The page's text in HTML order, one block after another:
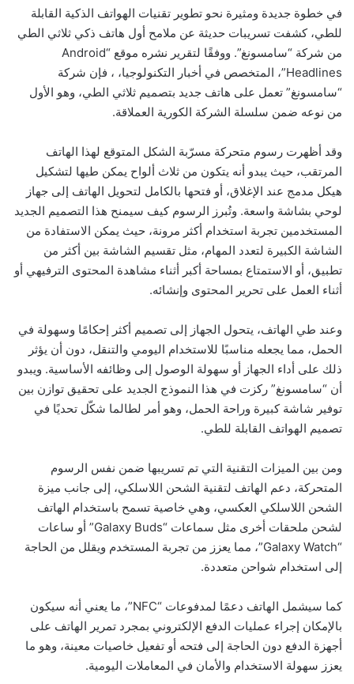
في خطوة جديدة ومثيرة نحو تطوير تقنيات الهواتف الذكية القابلة
للطي، كشفت تسريبات حديثة عن ملامح أول هاتف ذكي ثلاثي الطي
من شركة “سامسونغ”. ووفقًا لتقرير نشره موقع “Android
Headlines”، المتخصص في أخبار التكنولوجيا، ، فإن شركة
“سامسونغ” تعمل على هاتف جديد بتصميم ثلاثي الطي، وهو الأول
من نوعه ضمن سلسلة الشركة الكورية العملاقة.
وقد أظهرت رسوم متحركة مسرّبة الشكل المتوقع لهذا الهاتف
المرتقب، حيث يبدو أنه يتكون من ثلاث ألواح يمكن طيها لتشكيل
هيكل مدمج عند الإغلاق، أو فتحها بالكامل لتحويل الهاتف إلى جهاز
لوحي بشاشة واسعة. وتُبرز الرسوم كيف سيمنح هذا التصميم الجديد
المستخدمين تجربة استخدام أكثر مرونة، حيث يمكن الاستفادة من
الشاشة الكبيرة لتعدد المهام، مثل تقسيم الشاشة بين أكثر من
تطبيق، أو الاستمتاع بمساحة أكبر أثناء مشاهدة المحتوى الترفيهي أو
أثناء العمل على تحرير المحتوى وإنشائه.
وعند طي الهاتف، يتحول الجهاز إلى تصميم أكثر إحكامًا وسهولة في
الحمل، مما يجعله مناسبًا للاستخدام اليومي والتنقل، دون أن يؤثر
ذلك على أداء الجهاز أو سهولة الوصول إلى وظائفه الأساسية. ويبدو
أن “سامسونغ” ركزت في هذا النموذج الجديد على تحقيق توازن بين
توفير شاشة كبيرة وراحة الحمل، وهو أمر لطالما شكّل تحديًا في
تصميم الهواتف القابلة للطي.
ومن بين الميزات التقنية التي تم تسريبها ضمن نفس الرسوم
المتحركة، دعم الهاتف لتقنية الشحن اللاسلكي، إلى جانب ميزة
الشحن اللاسلكي العكسي، وهي خاصية تسمح باستخدام الهاتف
لشحن ملحقات أخرى مثل سماعات “Galaxy Buds” أو ساعات
“Galaxy Watch”، مما يعزز من تجربة المستخدم ويقلل من الحاجة
إلى استخدام شواحن متعددة.
كما سيشمل الهاتف دعمًا لمدفوعات “NFC”، ما يعني أنه سيكون
بالإمكان إجراء عمليات الدفع الإلكتروني بمجرد تمرير الهاتف على
أجهزة الدفع دون الحاجة إلى فتحه أو تفعيل خاصيات معينة، وهو ما
يعزز سهولة الاستخدام والأمان في المعاملات اليومية.